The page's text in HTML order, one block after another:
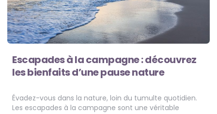
Escapades à la campagne : découvrez
les bienfaits d’une pause nature
Évadez-vous dans la nature, loin du tumulte quotidien.
Les escapades à la campagne sont une véritable